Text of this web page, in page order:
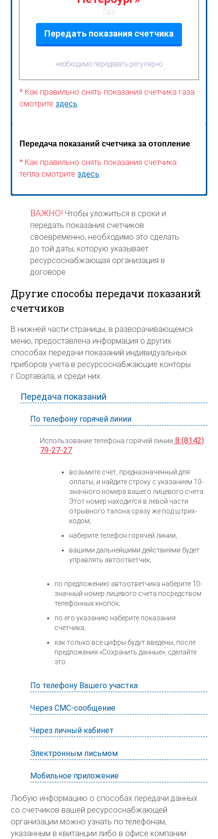
Газ
Передать показания счетчика
необходимо передавать регулярно
* Как правильно снять показания счетчика газа
смотритездесь
Передача показаний счетчика за отопление
* Как правильно снять показания счетчика
тепла смотритездесь
ВАЖНО! Чтобы уложиться в сроки и
передать показания счетчиков
своевременно, необходимо это сделать
до той даты, которую указывает
ресурсоснабжающая организация в
договоре.
Другие способы передачи показаний
счетчиков
В нижней части страницы, в разворачивающемся
меню, предоставлена информация о других
способах передачи показаний индивидуальных
приборов учета в ресурсоснабжающие конторы
г.Сортавала, и среди них:
Передача показаний
По телефону горячей линии
Использование телефона горячей линии 8 (8142)
79-27-27
возьмите счет, предназначенный для
оплаты, и найдите строку с указанием 10-
значного номера вашего лицевого счета.
Этот номер находится в левой части
отрывного талона сразу же под штрих-
кодом;
наберите телефон горячей линии;
вашими дальнейшими действиями будет
управлять автоответчик;
по предложению автоответчика наберите 10-
значный номер лицевого счета посредством
телефонных кнопок;
по его указанию наберите показания
счетчика;
как только все цифры будут введены, после
предложения «Сохранить данные», сделайте
это.
По телефону Вашего участка
Через СМС-сообщение
Через личный кабинет
Электронным письмом
Мобильное приложение
Любую информацию о способах передачи данных
со счетчиков вашей ресурсоснабжающей
организации можно узнать по телефонам,
указанным в квитанции либо в офисе компании.